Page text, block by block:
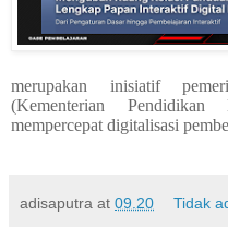
merupakan inisiatif
(Kementerian
mempercepat digitalisasi
adisaputra at 09.20 Tidak